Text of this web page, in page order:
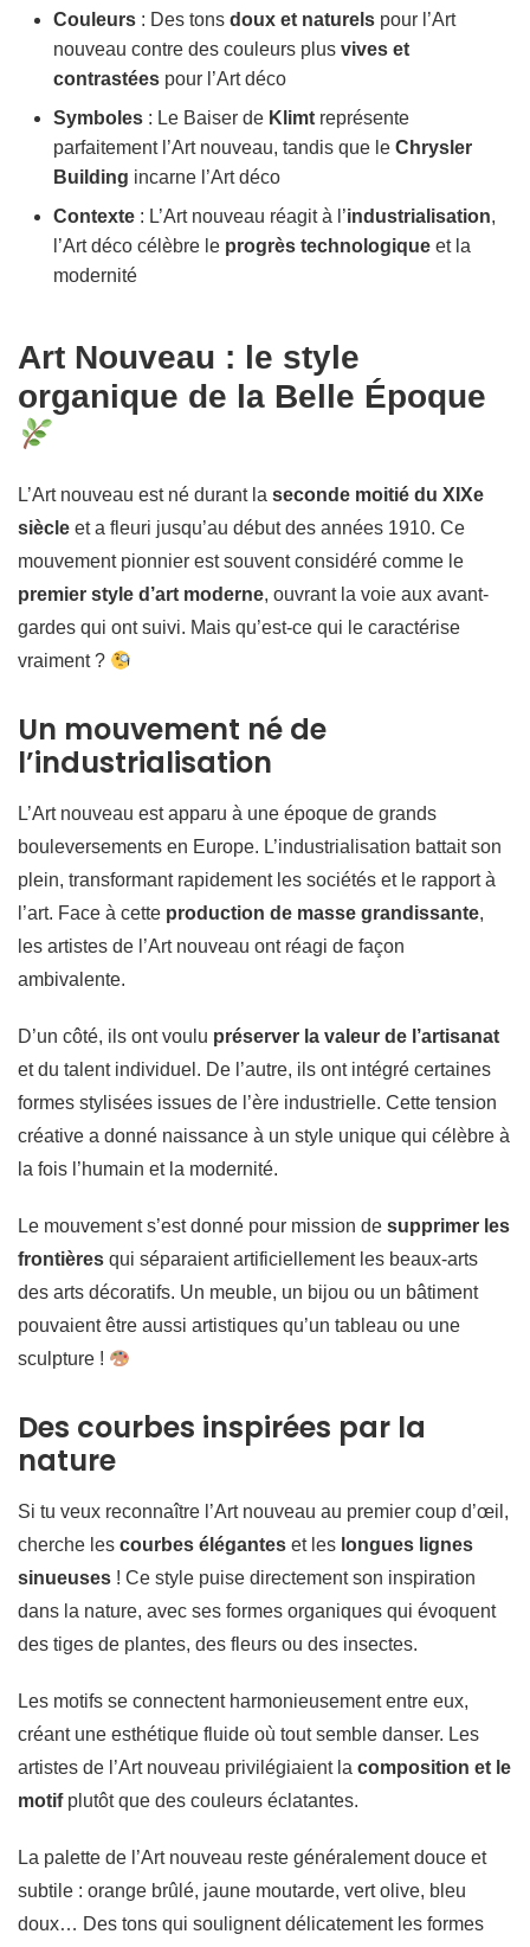
Couleurs : Des tons doux et naturels pour l’Art
nouveau contre des couleurs plus vives et
contrastées pour l’Art déco
Symboles : Le Baiser de Klimt représente
parfaitement l’Art nouveau, tandis que le Chrysler
Building incarne l’Art déco
Contexte : L’Art nouveau réagit à l’industrialisation,
l’Art déco célèbre le progrès technologique et la
modernité
Art Nouveau : le style
organique de la Belle Époque
L’Art nouveau est né durant la seconde moitié du XIXe
siècle et a fleuri jusqu’au début des années 1910. Ce
mouvement pionnier est souvent considéré comme le
premier style d’art moderne, ouvrant la voie aux avant-
gardes qui ont suivi. Mais qu’est-ce qui le caractérise
vraiment ?
Un mouvement né de
l’industrialisation
L’Art nouveau est apparu à une époque de grands
bouleversements en Europe. L’industrialisation battait son
plein, transformant rapidement les sociétés et le rapport à
l’art. Face à cette production de masse grandissante,
les artistes de l’Art nouveau ont réagi de façon
ambivalente.
D’un côté, ils ont voulu préserver la valeur de l’artisanat
et du talent individuel. De l’autre, ils ont intégré certaines
formes stylisées issues de l’ère industrielle. Cette tension
créative a donné naissance à un style unique qui célèbre à
la fois l’humain et la modernité.
Le mouvement s’est donné pour mission de supprimer les
frontières qui séparaient artificiellement les beaux-arts
des arts décoratifs. Un meuble, un bijou ou un bâtiment
pouvaient être aussi artistiques qu’un tableau ou une
sculpture !
Des courbes inspirées par la
nature
Si tu veux reconnaître l’Art nouveau au premier coup d’œil,
cherche les courbes élégantes et les longues lignes
sinueuses ! Ce style puise directement son inspiration
dans la nature, avec ses formes organiques qui évoquent
des tiges de plantes, des fleurs ou des insectes.
Les motifs se connectent harmonieusement entre eux,
créant une esthétique fluide où tout semble danser. Les
artistes de l’Art nouveau privilégiaient la composition et le
motifplutôt que des couleurs éclatantes.
La palette de l’Art nouveau reste généralement douce et
subtile : orange brûlé, jaune moutarde, vert olive, bleu
doux… Des tons qui soulignent délicatement les formes